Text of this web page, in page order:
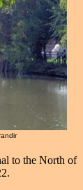
to the North of